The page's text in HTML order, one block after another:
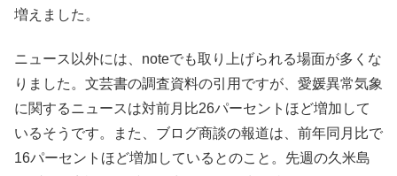
増えました。
ニュース以外には、noteでも取り上げられる場面が多くな
りました。文芸書の調査資料の引用ですが、愛媛異常気象
に関するニュースは対前月比26パーセントほど増加して
いるそうです。また、ブログ商談の報道は、前年同月比で
16パーセントほど増加しているとのこと。先週の久米島